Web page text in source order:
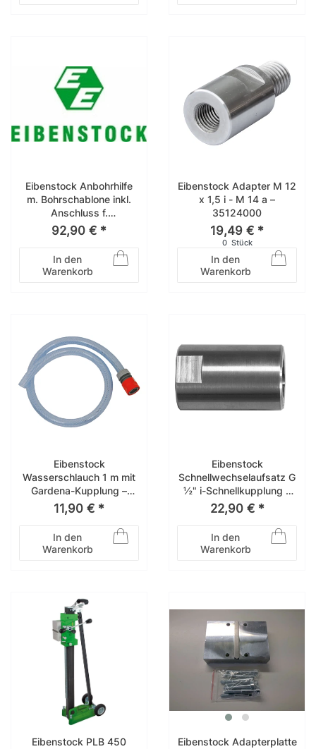
Eibenstock Anbohrhilfe
m. Bohrschablone inkl.
Anschluss f.
Wasserabsaugung
3583A
92,90 € *
In den
Warenkorb
Eibenstock Adapter M 12
x 1,5 i - M 14 a –
35124000
19,49 € *
0 Stück
In den
Warenkorb
Eibenstock
Wasserschlauch 1 m mit
Gardena-Kupplung –
3583C000
11,90 € *
In den
Warenkorb
Eibenstock
Schnellwechselaufsatz G
½" i-Schnellkupplung –
38006000
22,90 € *
In den
Warenkorb
Eibenstock PLB 450
Eibenstock Adapterplatte